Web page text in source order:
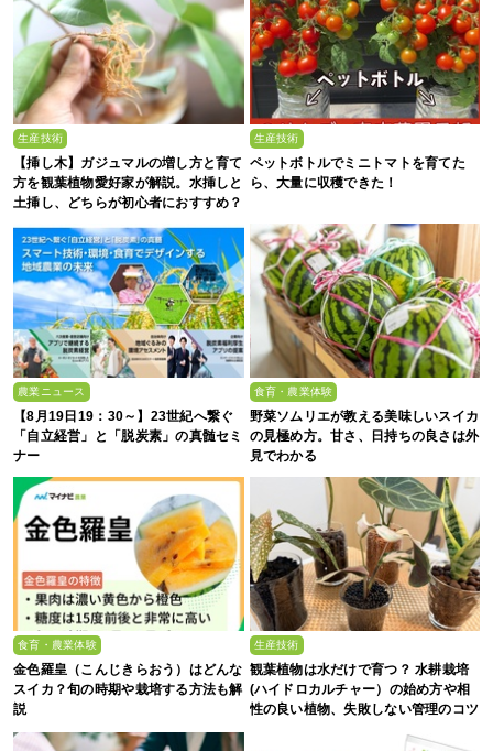
生産技術
【挿し木】ガジュマルの増し方と育て
方を観葉植物愛好家が解説。水挿しと
土挿し、どちらが初心者におすすめ？
生産技術
ペットボトルでミニトマトを育てた
ら、大量に収穫できた！
農業ニュース
【8月19日19：30～】23世紀へ繋ぐ
「自立経営」と「脱炭素」の真髄セミ
ナー
食育・農業体験
野菜ソムリエが教える美味しいスイカ
の見極め方。甘さ、日持ちの良さは外
見でわかる
食育・農業体験
金色羅皇（こんじきらおう）はどんな
スイカ？旬の時期や栽培する方法も解
説
生産技術
観葉植物は水だけで育つ？ 水耕栽培
(ハイドロカルチャー）の始め方や相
性の良い植物、失敗しない管理のコツ